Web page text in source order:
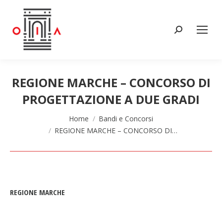
Cerca:
REGIONE MARCHE – CONCORSO DI
PROGETTAZIONE A DUE GRADI
Home
Bandi e Concorsi
REGIONE MARCHE – CONCORSO DI…
REGIONE MARCHE